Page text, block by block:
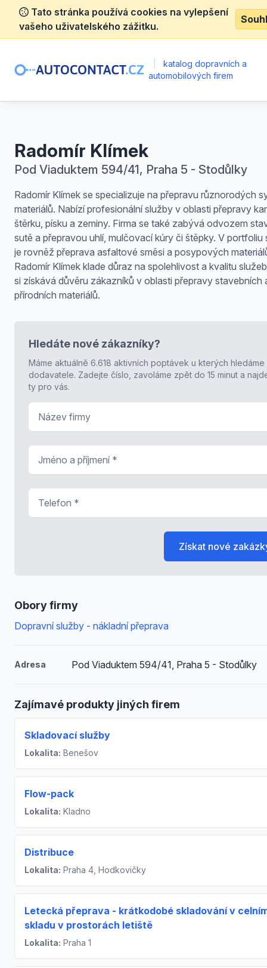
Tato stránka používá cookies na vylepšení
vašeho uživatelského zážitku.
katalog dopravních a
automobilových firem
Radomír Klímek
Pod Viaduktem 594/41, Praha 5 - Stodůlky
Radomír Klímek se specializuje na přepravu různorodých
materiálů. Nabízí profesionální služby v oblasti přepravy
štěrku, písku a zeminy. Firma se také zabývá odvozem
sutě a přepravou uhlí, mulčovací kúry či štěpky. V portfoliu
je rovněž přeprava asfaltové směsi a posypových
Radomír Klímek klade důraz na spolehlivost a kvalitu
si získává důvěru zákazníků v oblasti přepravy stavebních
přírodních materiálů.
Obory firmy
Dopravní služby - nákladní přeprava
Adresa Pod Viaduktem 594/41, Praha 5 - Stodůlky
Zajímavé produkty jiných firem
Skladovací služby
Lokalita: Benešov
Flow-pack
Lokalita: Kladno
Distribuce
Lokalita: Praha 4, Hodkovičky
Letecká přeprava - krátkodobé skladování v
skladu v prostorách letiště
Lokalita: Praha 1
Hledáte nové zákazníky?
Máme aktuálně 6.618 aktivních poptávek u kterých hledáme
dodavatele. Zadejte číslo, zavoláme zpět do 15 minut a
ty pro vás.
Získat nové